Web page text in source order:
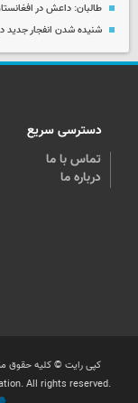
طالبان: داعش در
شنیده شدن انفجار جدید
دسترسی سریع
تماس با ما
درباره ما
کپی رایت © کلیه حقوق
All rights reserved.